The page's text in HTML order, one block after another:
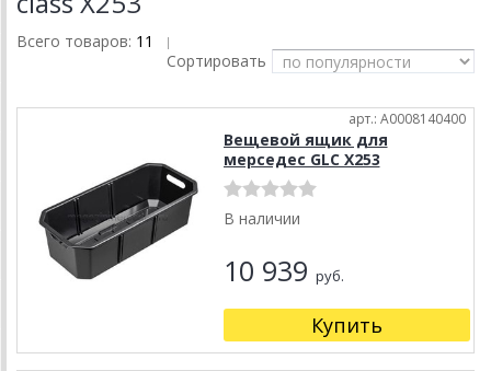
Всего товаров: 11 |
Сортировать
арт.: A0008140400
Вещевой ящик для
мерседес GLC X253
В наличии
10 939 руб.
Купить